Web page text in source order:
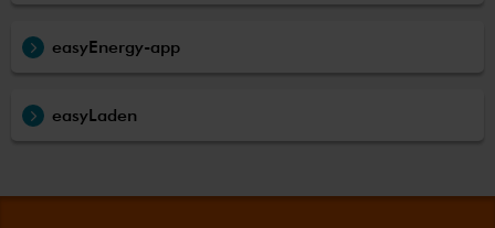
easyEnergy-app
easyLaden